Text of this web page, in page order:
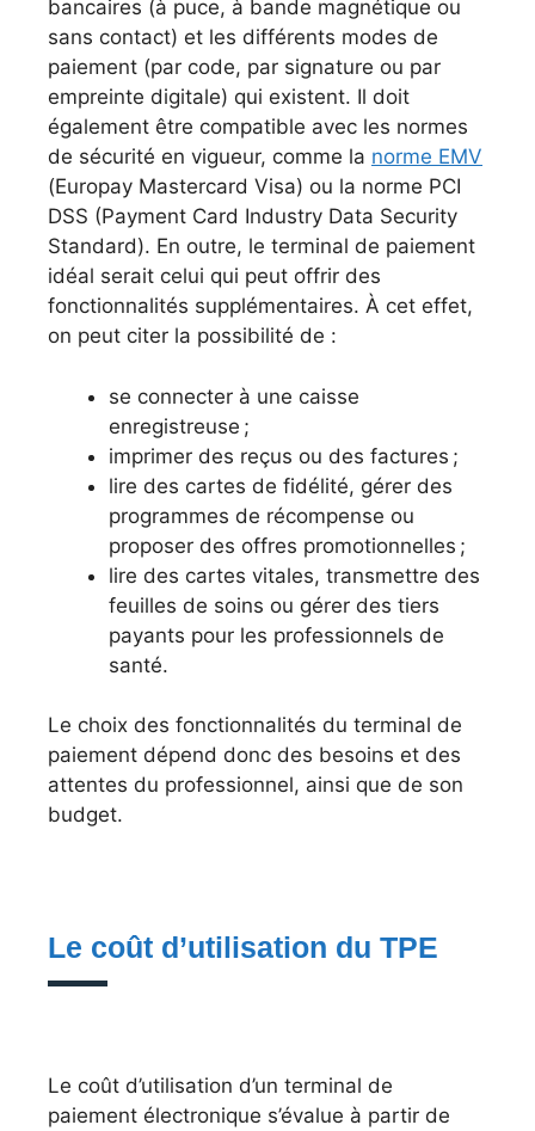
bancaires (à puce, à bande magnétique ou
sans contact) et les différents modes de
paiement (par code, par signature ou par
empreinte digitale) qui existent. Il doit
également être compatible avec les normes
de sécurité en vigueur, comme la norme EMV
(Europay Mastercard Visa) ou la norme PCI
DSS (Payment Card Industry Data Security
Standard). En outre, le terminal de paiement
idéal serait celui qui peut offrir des
fonctionnalités supplémentaires. À cet effet,
on peut citer la possibilité de :
se connecter à une caisse
enregistreuse ;
imprimer des reçus ou des factures ;
lire des cartes de fidélité, gérer des
programmes de récompense ou
proposer des offres promotionnelles ;
lire des cartes vitales, transmettre des
feuilles de soins ou gérer des tiers
payants pour les professionnels de
santé.
Le choix des fonctionnalités du terminal de
paiement dépend donc des besoins et des
attentes du professionnel, ainsi que de son
budget.
Le coût d’utilisation du TPE
Le coût d’utilisation d’un terminal de
paiement électronique s’évalue à partir de